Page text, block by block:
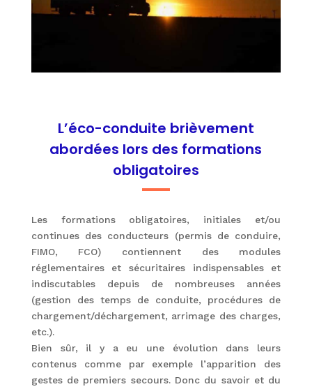
L’éco-conduite brièvement
abordées lors des formations
obligatoires
Les formations obligatoires, initiales et/ou
continues des conducteurs (permis de conduire,
FIMO, FCO) contiennent des modules
réglementaires et sécuritaires indispensables et
indiscutables depuis de nombreuses années
(gestion des temps de conduite, procédures de
chargement/déchargement, arrimage des charges,
etc.).
Bien sûr, il y a eu une évolution dans leurs
contenus comme par exemple l’apparition des
gestes de premiers secours. Donc du savoir et du